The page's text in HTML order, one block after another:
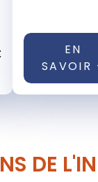
EN
SAVOIR
DE